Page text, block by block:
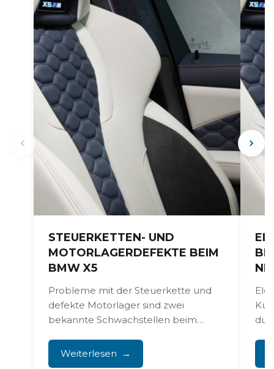
STEUERKETTEN- UND
MOTORLAGERDEFEKTE BEIM
BMW X5
Probleme mit der Steuerkette und
defekte Motorlager sind zwei
bekannte Schwachstellen beim
Weiterlesen